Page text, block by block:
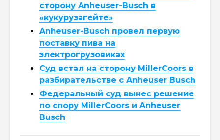
сторону Anheuser-Busch в
«кукурузагейте»
Anheuser-Busch провел первую
поставку пива на
электрогрузовиках
Суд встал на сторону MillerCoors в
разбирательстве с Anheuser Busch
Федеральный суд вынес решение
по спору MillerCoors и Anheuser
Busch